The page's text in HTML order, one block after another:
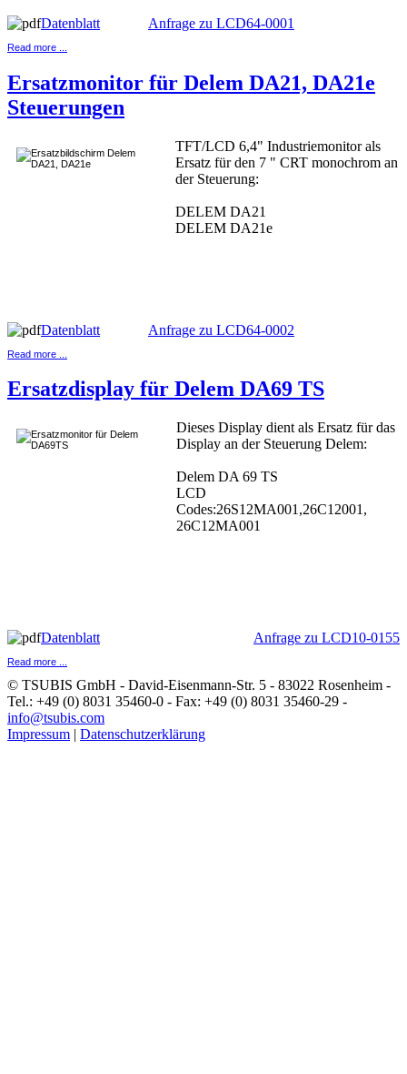
Datenblatt Anfrage zu LCD64-0001
Read more ...
Ersatzmonitor für Delem DA21, DA21e
Steuerungen
TFT/LCD 6,4" Industriemonitor als
Ersatz für den 7 " CRT monochrom an
der Steuerung:
DELEM DA21
DELEM DA21e
Datenblatt Anfrage zu LCD64-0002
Read more ...
Ersatzdisplay für Delem DA69 TS
Dieses Display dient als Ersatz für das
Display an der Steuerung Delem:
Delem DA 69 TS
LCD
Codes:26S12MA001,26C12001,
26C12MA001
Datenblatt Anfrage zu LCD10-0155
Read more ...
© TSUBIS GmbH - David-Eisenmann-Str. 5 - 83022 Rosenheim -
Tel.: +49 (0) 8031 35460-0 - Fax: +49 (0) 8031 35460-29 -
info@tsubis.com
Impressum | Datenschutzerklärung